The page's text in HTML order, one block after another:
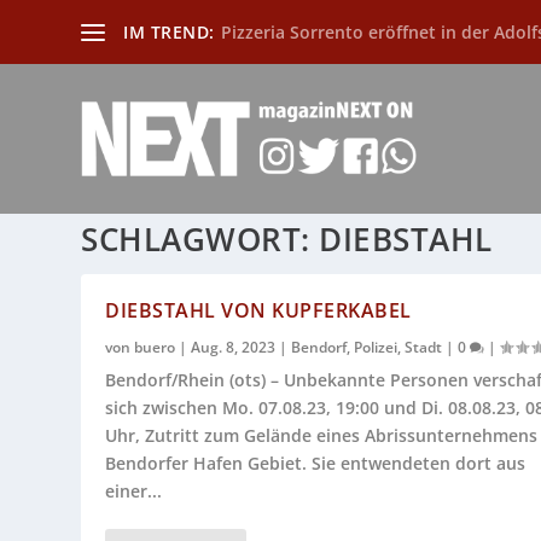
IM TREND: Pizzeria Sorrento eröffnet in der
SCHLAGWORT: DIEBSTAHL
DIEBSTAHL VON KUPFERKABEL
von buero |Aug. 8, 2023 | Bendorf, Polizei,Stadt |0 |
Bendorf/Rhein (ots) – Unbekannte Personen
sich zwischen Mo. 07.08.23, 19:00 und Di. 08.08.23,
Uhr, Zutritt zum Gelände eines
Bendorfer Hafen Gebiet. Sie entwendeten dort aus
einer...